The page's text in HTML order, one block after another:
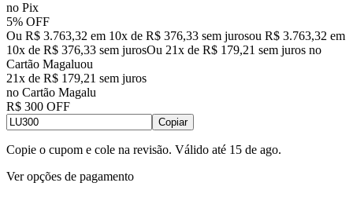
no Pix
5% OFF
Ou R$ 3.763,32 em 10x de R$ 376,33 sem jurosou R$ 3.763,32 em
10x de R$ 376,33 sem jurosOu 21x de R$ 179,21 sem juros no
Cartão Magaluou
21x de R$ 179,21 sem juros
no Cartão Magalu
R$ 300 OFF
Copiar
Copie o cupom e cole na revisão. Válido até 15 de ago.
Ver opções de pagamento